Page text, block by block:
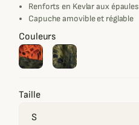
Renforts en Kevlar aux épaules
Capuche amovible et réglable
Couleurs
Taille